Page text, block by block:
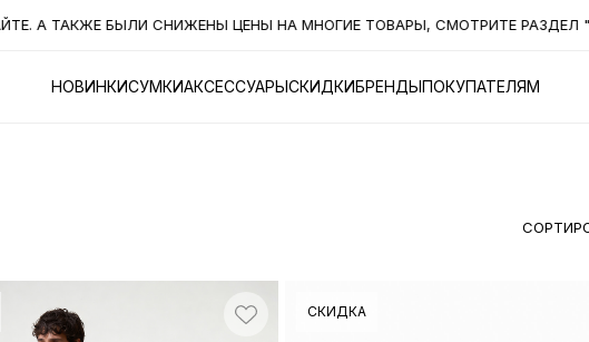
БЫЛИ СНИЖЕНЫ ЦЕНЫ НА МНОГИЕ ТОВАРЫ, СМОТРИТЕ РАЗДЕЛ
НОВИНКИСУМКИАКСЕССУАРЫСКИДКИБРЕНДЫПОКУПАТЕЛЯМ
СКИДКА